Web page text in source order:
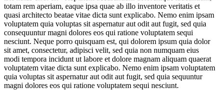
totam rem aperiam, eaque ipsa quae ab illo inventore veritatis et
quasi architecto beatae vitae dicta sunt explicabo. Nemo enim ipsam
voluptatem quia voluptas sit aspernatur aut odit aut fugit, sed quia
consequuntur magni dolores eos qui ratione voluptatem sequi
nesciunt. Neque porro quisquam est, qui dolorem ipsum quia dolor
sit amet, consectetur, adipisci velit, sed quia non numquam eius
modi tempora incidunt ut labore et dolore magnam aliquam quaerat
voluptatem vitae dicta sunt explicabo. Nemo enim ipsam voluptatem
quia voluptas sit aspernatur aut odit aut fugit, sed quia sequuntur
magni dolores eos qui ratione voluptatem sequi nesciunt.